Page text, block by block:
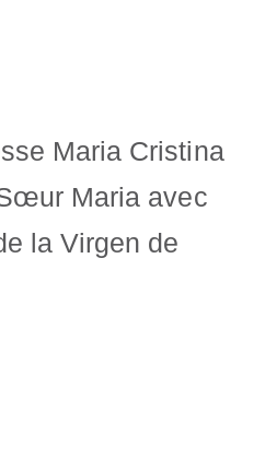
Maria Cristina
Maria avec
la Virgen de